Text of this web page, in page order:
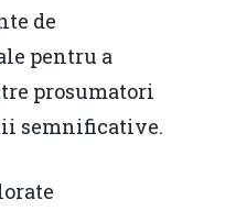
de
pentru a
prosumatori
semnificative.
Decembrie 2015
Mai 2015
Agribusiness
Energia
Construcții și